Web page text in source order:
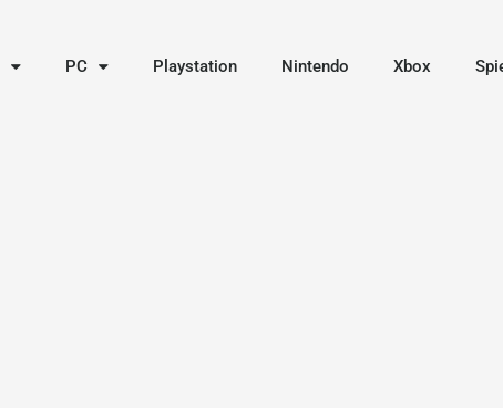
PC Playstation Nintendo Xbox